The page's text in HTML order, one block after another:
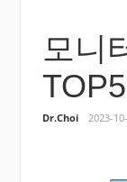
모니
Dr.Choi 2023-